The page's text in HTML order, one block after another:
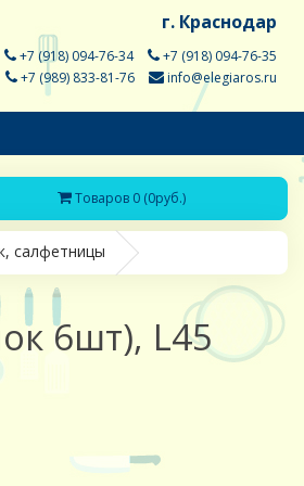
г. Краснодар
+7 (918) 094-76-34
+7 (918) 094-76-35
+7 (989) 833-81-76
info@elegiaros.ru
Товаров 0 (0руб.)
салфетницы
6шт), L45